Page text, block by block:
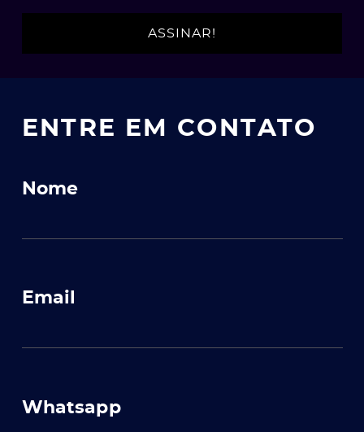
ENTRE EM CONTATO
Nome
Email
Whatsapp